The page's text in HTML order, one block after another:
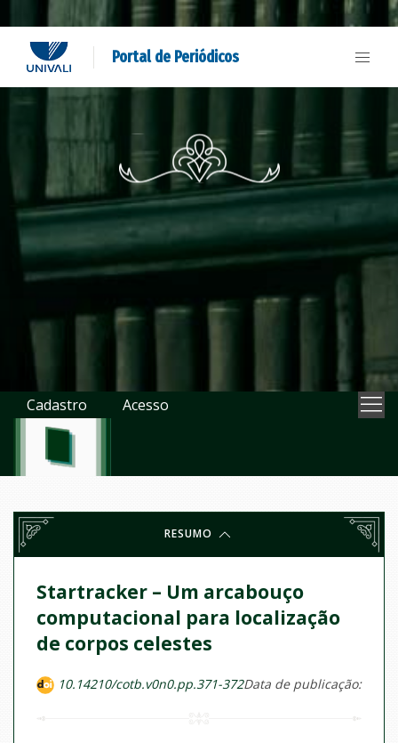
Portal de Periódicos
Cadastro Acesso
RESUMO
Startracker – Um arcabouço
computacional para localização
de corpos celestes
10.14210/cotb.v0n0.pp.371-372Data de publicação: